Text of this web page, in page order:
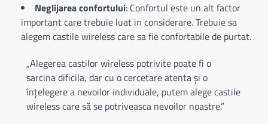
Neglijarea confortului: Confortul este un alt factor
important care trebuie luat in considerare. Trebuie sa
alegem castile wireless care sa fie confortabile de purtat.
„Alegerea castilor wireless potrivite poate fi o
sarcina dificila, dar cu o cercetare atenta și o
înțelegere a nevoilor individuale, putem alege castile
wireless care să se potriveasca nevoilor noastre.”